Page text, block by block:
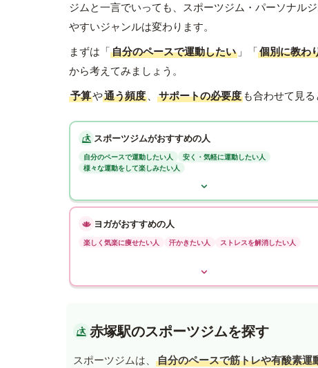
ジムと一言でいっても、スポーツジム・パーソナル
やすいジャンルは変わります。
まずは「自分のペースで運動したい 」「個別に教わ
から考えてみましょう。
予算や通う頻度 、 サポートの必要度 も合わせて見
スポーツジムがおすすめの人
自分のペースで運動したい人
安く・気軽に運動したい人
様々な運動をして楽しみたい人
ヨガがおすすめの人
楽しく気楽に痩せたい人 汗かきたい人 ストレスを解消したい人
赤塚駅のスポーツジムを探す
スポーツジムは、 自分のペースで筋トレや有酸素運